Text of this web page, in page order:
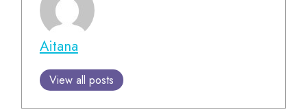
Aitana
View all posts